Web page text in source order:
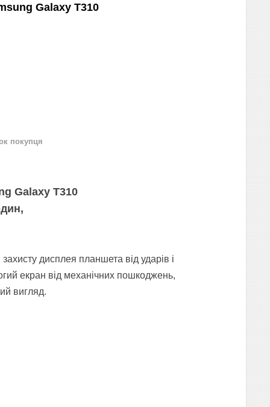
Galaxy T310
покупця
Galaxy T310
дисплея планшета від ударів і
екран від механічних пошкоджень,
вигляд.